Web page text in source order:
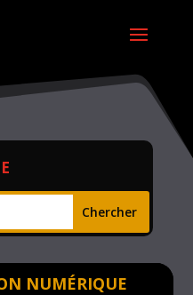
NUMÉRIQUE